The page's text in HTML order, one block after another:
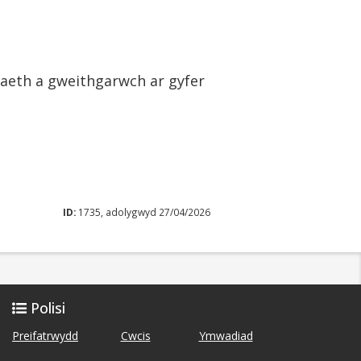
a gweithgarwch ar gyfer
ID: 1735, adolygwyd 27/04/2026
Polisi
Preifatrwydd Cwcis Ymwadiad